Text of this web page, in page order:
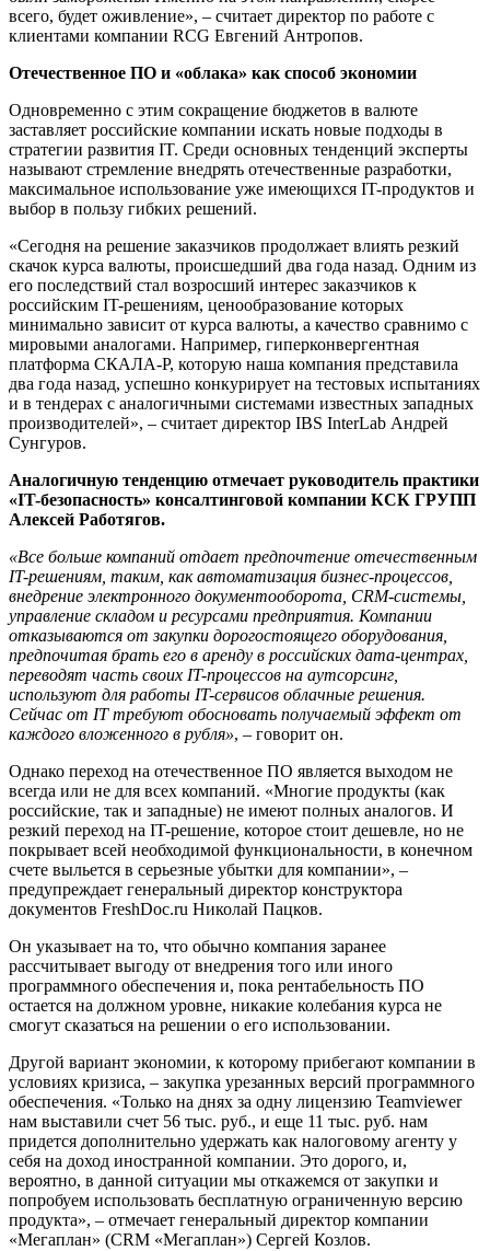
всего, будет оживление», – считает директор по работе с
клиентами компании RCG Евгений Антропов.
Отечественное ПО и «облака» как способ экономии
Одновременно с этим сокращение бюджетов в валюте
заставляет российские компании искать новые подходы в
стратегии развития IT. Среди основных тенденций эксперты
называют стремление внедрять отечественные разработки,
максимальное использование уже имеющихся IT-продуктов и
выбор в пользу гибких решений.
«Сегодня на решение заказчиков продолжает влиять резкий
скачок курса валюты, происшедший два года назад. Одним из
его последствий стал возросший интерес заказчиков к
российским IT-решениям, ценообразование которых
минимально зависит от курса валюты, а качество сравнимо с
мировыми аналогами. Например, гиперконвергентная
платформа СКАЛА-Р, которую наша компания представила
два года назад, успешно конкурирует на тестовых испытаниях
и в тендерах с аналогичными системами известных западных
производителей», – считает директор IBS InterLab Андрей
Сунгуров.
Аналогичную тенденцию отмечает руководитель практики
«IT-безопасность» консалтинговой компании КСК ГРУПП
Алексей Работягов.
«Все больше компаний отдает предпочтение отечественным
IT-решениям, таким, как автоматизация бизнес-процессов,
внедрение электронного документооборота, CRM-системы,
управление складом и ресурсами предприятия. Компании
отказываются от закупки дорогостоящего оборудования,
предпочитая брать его в аренду в российских дата-центрах,
переводят часть своих IT-процессов на аутсорсинг,
используют для работы IT-сервисов облачные решения.
Сейчас от IT требуют обосновать получаемый эффект от
каждого вложенного в рубля», – говорит он.
Однако переход на отечественное ПО является выходом не
всегда или не для всех компаний. «Многие продукты (как
российские, так и западные) не имеют полных аналогов. И
резкий переход на IT-решение, которое стоит дешевле, но не
покрывает всей необходимой функциональности, в конечном
счете выльется в серьезные убытки для компании», –
предупреждает генеральный директор конструктора
документов FreshDoc.ru Николай Пацков.
Он указывает на то, что обычно компания заранее
рассчитывает выгоду от внедрения того или иного
программного обеспечения и, пока рентабельность ПО
остается на должном уровне, никакие колебания курса не
смогут сказаться на решении о его использовании.
Другой вариант экономии, к которому прибегают компании в
условиях кризиса, – закупка урезанных версий программного
обеспечения. «Только на днях за одну лицензию Teamviewer
нам выставили счет 56 тыс. руб., и еще 11 тыс. руб. нам
придется дополнительно удержать как налоговому агенту у
себя на доход иностранной компании. Это дорого, и,
вероятно, в данной ситуации мы откажемся от закупки и
попробуем использовать бесплатную ограниченную версию
продукта», – отмечает генеральный директор компании
«Мегаплан» (CRM «Мегаплан») Сергей Козлов.